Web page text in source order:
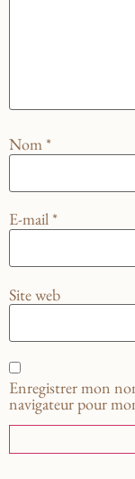
Nom*
E-mail*
Site web
Enregistrer mon
navigateur pour